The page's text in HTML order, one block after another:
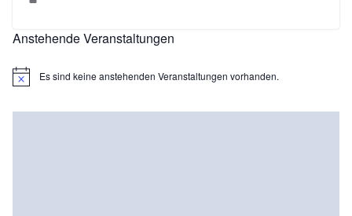
Anstehende Veranstaltungen
H
Es sind keine anstehenden Veranstaltungen vorhanden.